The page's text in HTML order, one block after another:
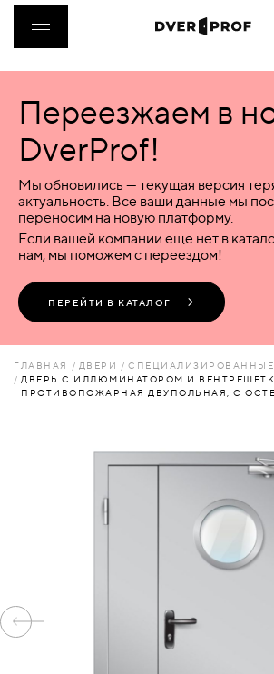
ДВЕРИ
ФУРНИТУРА
ВОРОТА
ПЕРЕГОРОДКИ
АКСЕССУАРЫ
КОМПЛЕКТУЮЩИЕ
Переезжаем в
DverProf!
Мы обновились — текущая версия
актуальность. Все ваши данные мы
переносим на новую платформу.
Если вашей компании еще нет в
нам, мы поможем с переездом!
ПЕРЕЙТИ В КАТАЛОГ
ГЛАВНАЯ ДВЕРИ СПЕЦИАЛИЗИРОВАННЫЕ
ДВЕРЬ С ИЛЛЮМИНАТОРОМ И
ПРОТИВОПОЖАРНАЯ ДВУПОЛЬНАЯ, С